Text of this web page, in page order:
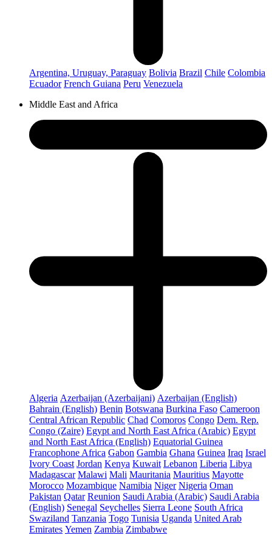
Argentina, Uruguay, Paraguay Bolivia Brazil Chile Colombia
Ecuador French Guiana Peru Venezuela
Middle East and Africa
Algeria Azerbaijan (Azerbaijani) Azerbaijan (English)
Bahrain (English) Benin Botswana Burkina Faso Cameroon
Central African Republic Chad Comoros Congo Dem. Rep.
Congo (Zaire) Egypt and North East Africa (Arabic) Egypt
and North East Africa (English) Equatorial Guinea
Francophone Africa Gabon Gambia Ghana Guinea Iraq Israel
Ivory Coast Jordan Kenya Kuwait Lebanon Liberia Libya
Madagascar Malawi Mali Mauritania Mauritius Mayotte
Morocco Mozambique Namibia Niger Nigeria Oman
Pakistan Qatar Reunion Saudi Arabia (Arabic) Saudi Arabia
(English) Senegal Seychelles Sierra Leone South Africa
Swaziland Tanzania Togo Tunisia Uganda United Arab
Emirates Yemen Zambia Zimbabwe